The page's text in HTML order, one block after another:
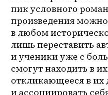
пик условного
произведения
в любом
лишь переставить
и ученики уже с
смогут находить в
откликающееся в их
и ассоциировать